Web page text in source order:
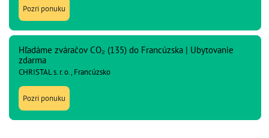
Pozri ponuku
Hľadáme zváračov CO₂ (135) do Francúzska | Ubytovanie
zdarma
CHRISTAL s. r. o., Francúzsko
Pozri ponuku